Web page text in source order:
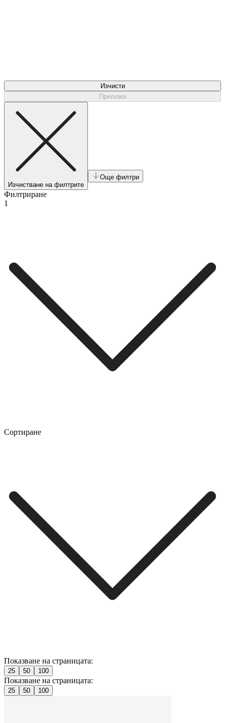
Изчисти
Приложи
Изчистване на филтрите
Още филтри
Филтриране
1
Сортиране
Показване на страницата:
25 50 100
Показване на страницата:
25 50 100